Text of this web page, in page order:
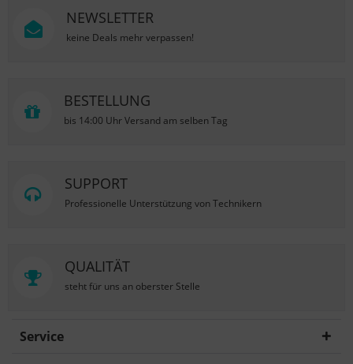
NEWSLETTER
keine Deals mehr verpassen!
BESTELLUNG
bis 14:00 Uhr Versand am selben Tag
SUPPORT
Professionelle Unterstützung von Technikern
QUALITÄT
steht für uns an oberster Stelle
Service